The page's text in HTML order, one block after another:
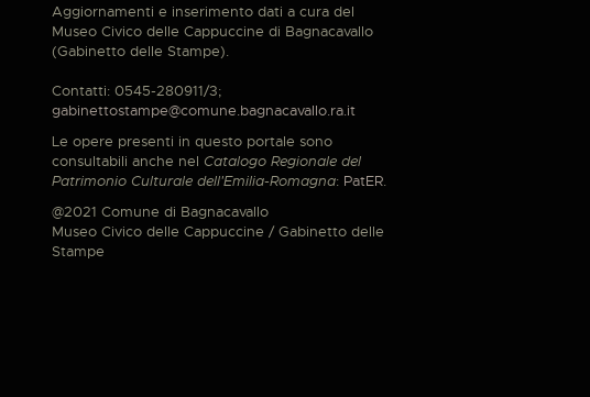
Aggiornamenti e inserimento dati a cura del
Museo Civico delle Cappuccine di Bagnacavallo
(Gabinetto delle Stampe).
Contatti: 0545-280911/3;
gabinettostampe@comune.bagnacavallo.ra.it
Le opere presenti in questo portale sono
consultabili anche nel Catalogo Regionale del
Patrimonio Culturale dell'Emilia-Romagna: PatER.
@2021 Comune di Bagnacavallo
Museo Civico delle Cappuccine / Gabinetto delle
Stampe